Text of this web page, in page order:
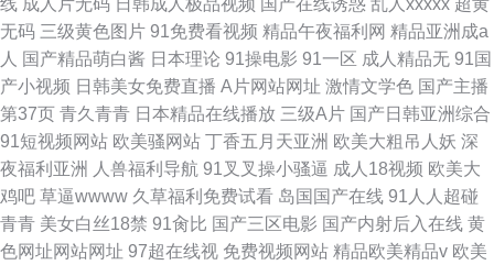
线 成人片无码 日韩成人极品视频 国产在线诱惑 乱人xxxxx 超黄
无码 三级黄色图片 91免费看视频 精品午夜福利网 精品亚洲成a
人 国产精品萌白酱 日本理论 91操电影 91一区 成人精品无 91国
产小视频 日韩美女免费直播 A片网站网址 激情文学色 国产主播
第37页 青久青青 日本精品在线播放 三级A片 国产日韩亚洲综合
91短视频网站 欧美骚网站 丁香五月天亚洲 欧美大粗吊人妖 深
夜福利亚洲
人兽福利导航 91叉叉操小骚逼 成人18视频 欧美大
鸡吧 草逼wwww 久草福利免费试看 岛国国产在线 91人人超碰
青青 美女白丝18禁 91肏比 国产三区电影 国产内射后入在线 黄
色网址网站网址 97超在线视 免费视频网站 精品欧美精品v 欧美